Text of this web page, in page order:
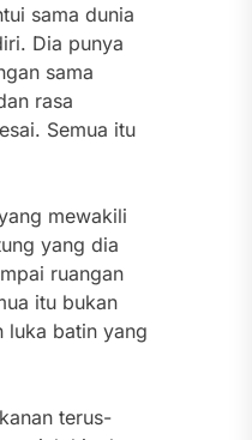
sama dunia
Dia punya
sama
rasa
Semua itu
mewakili
yang dia
ruangan
itu bukan
luka batin yang
terus-